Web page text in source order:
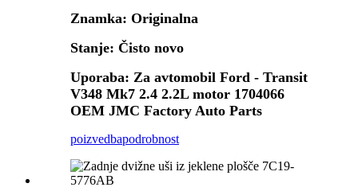
Znamka: Originalna
Stanje: Čisto novo
Uporaba: Za avtomobil Ford - Transit
V348 Mk7 2.4 2.2L motor 1704066
OEM JMC Factory Auto Parts
poizvedbapodrobnost